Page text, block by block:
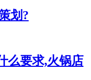
划?
么要求,火锅店